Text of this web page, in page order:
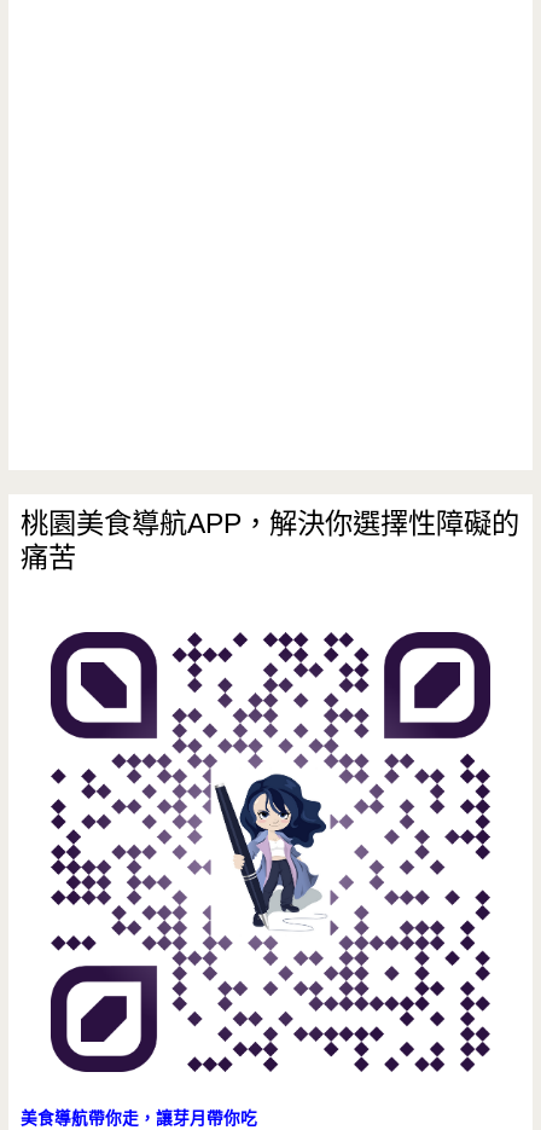
桃園美食導航APP，解決你選擇性障礙的
痛苦
美食導航帶你走，讓芽月帶你吃